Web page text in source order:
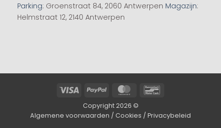
Parking: Groenstraat 84, 2060 Antwerpen Magazijn:
Helmstraat 12, 2140 Antwerpen
Visa PayPal MasterCard
Copyright 2026 ©
Algemene voorwaarden / Cookies / Privacybeleid